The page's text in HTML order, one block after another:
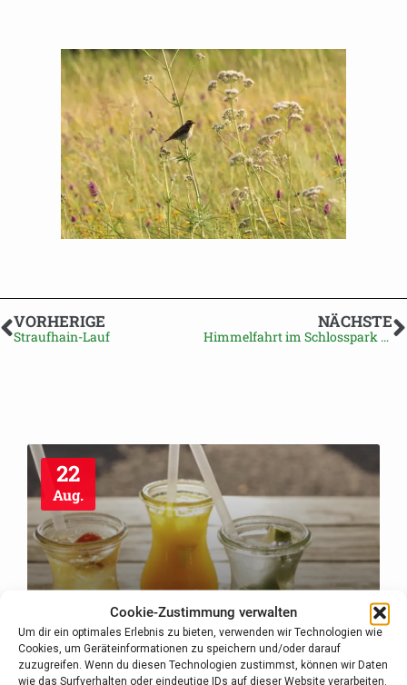
Cookie-Zustimmung verwalten
Um dir ein optimales Erlebnis zu bieten, verwenden wir Technologien wie
Cookies, um Geräteinformationen zu speichern und/oder darauf
zuzugreifen. Wenn du diesen Technologien zustimmst, können wir Daten
wie das Surfverhalten oder eindeutige IDs auf dieser Website verarbeiten.
VORHERIGE
Straufhain-Lauf
NÄCHSTE
Himmelfahrt im Schlosspark Seidingstadt
22
Aug.
Streufdorfer Sommerabend an der
Kirche
17:00 Uhr